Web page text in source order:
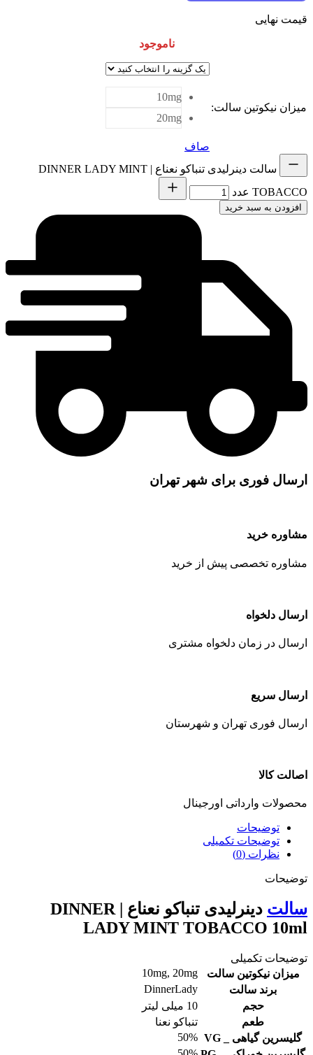
قیمت نهایی
ناموجود
میزان نیکوتین سالت:
10mg
20mg
صاف
سالت دینرلیدی تنباکو نعناع | DINNER LADY MINT
TOBACCO عدد
افزودن به سبد خرید
ارسال فوری برای شهر تهران
مشاوره خرید
مشاوره تخصصی پیش از خرید
ارسال دلخواه
ارسال در زمان دلخواه مشتری
ارسال سریع
ارسال فوری تهران و شهرستان
اصالت کالا
محصولات وارداتی اورجینال
توضیحات
توضیحات تکمیلی
نظرات (0)
توضیحات
سالت
دینرلیدی تنباکو نعناع | DINNER
LADY MINT TOBACCO 10ml
توضیحات تکمیلی
میزان نیکوتین سالت
10mg, 20mg
برند سالت
DinnerLady
حجم
10 میلی لیتر
طعم
تنباکو نعنا
گلیسرین گیاهی _ VG
50%